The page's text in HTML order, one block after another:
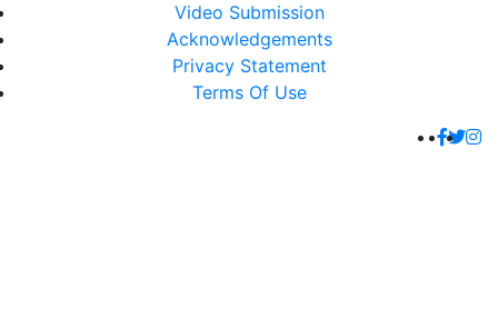
Video Submission
Acknowledgements
Privacy Statement
Terms Of Use